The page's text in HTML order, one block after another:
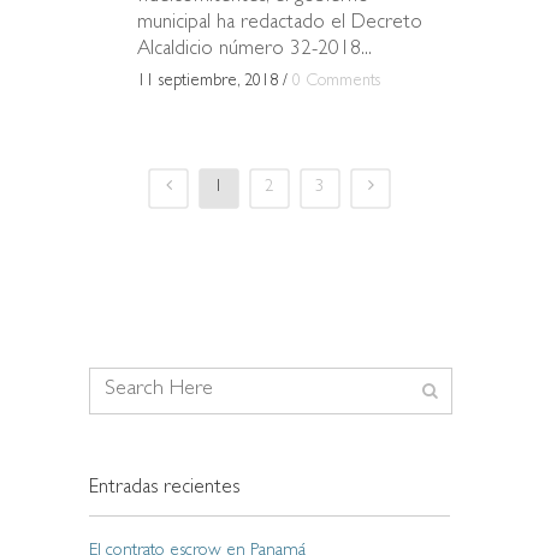
municipal ha redactado el Decreto
Alcaldicio número 32-2018...
11 septiembre, 2018 / 0 Comments
1 2 3
Entradas recientes